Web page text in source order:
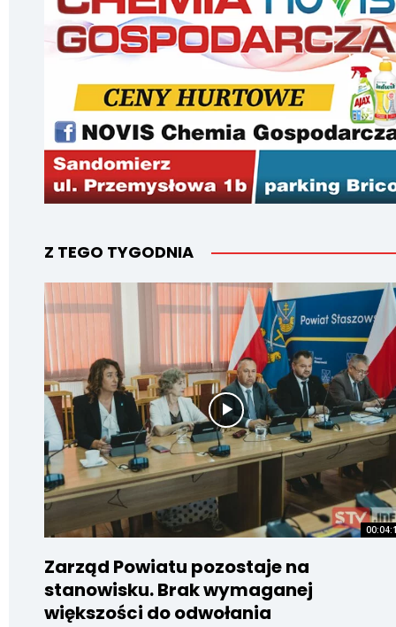
Z TEGO TYGODNIA
Zarząd Powiatu pozostaje na
stanowisku. Brak wymaganej
większości do odwołania